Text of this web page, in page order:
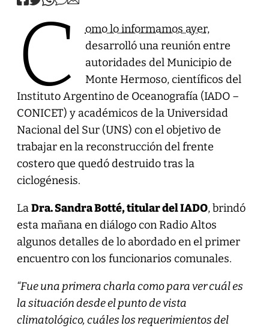
C omo lo informamos ayer,
desarrolló una reunión entre
autoridades del Municipio de
Monte Hermoso, científicos del
Instituto Argentino de Oceanografía (IADO –
CONICET) y académicos de la Universidad
Nacional del Sur (UNS) con el objetivo de
trabajar en la reconstrucción del frente
costero que quedó destruido tras la
ciclogénesis.
LaDra. Sandra Botté, titular del IADO, brindó
esta mañana en diálogo con Radio Altos
algunos detalles de lo abordado en el primer
encuentro con los funcionarios comunales.
“Fue una primera charla como para ver cuál es
la situación desde el punto de vista
climatológico, cuáles los requerimientos del